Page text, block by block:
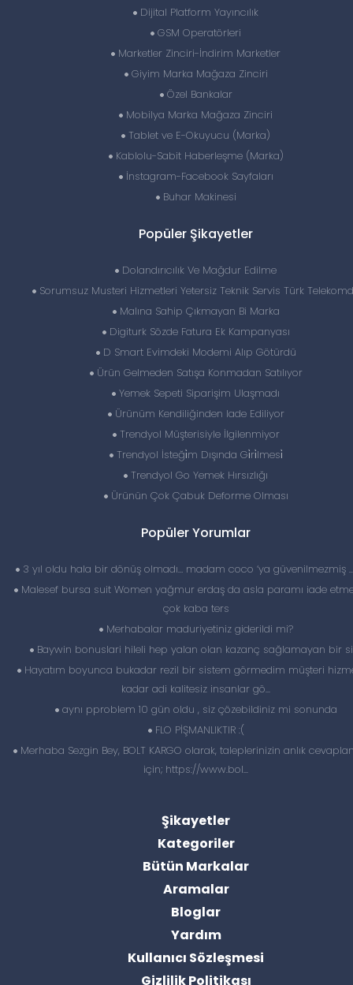
Dijital Platform Yayıncılık
GSM Operatörleri
Marketler Zinciri-İndirim Marketler
Giyim Marka Mağaza Zinciri
Özel Bankalar
Mobilya Marka Mağaza Zinciri
Tablet ve E-Okuyucu (Marka)
Kablolu-Sabit Haberleşme (Marka)
İnstagram-Facebook Sayfaları
Buhar Makinesi
Popüler Şikayetler
Dolandırıcılık Ve Mağdur Edilme
Sorumsuz Musteri Hizmetleri Yetersiz Teknik Servis Türk
Malına Sahip Çıkmayan Bi Marka
Digiturk Sözde Fatura Ek Kampanyası
D Smart Evimdeki Modemi Alıp Götürdü
Ürün Gelmeden Satışa Konmadan Satılıyor
Yemek Sepeti Siparişim Ulaşmadı
Ürünüm Kendiliğinden Iade Ediliyor
Trendyol Müşterisiyle İlgilenmiyor
Trendyol İsteği̇m Dışında Gi̇ri̇lmesi̇
Trendyol Go Yemek Hırsızlığı
Ürünün Çok Çabuk Deforme Olması
Popüler Yorumlar
3 yıl oldu hala bir dönüş olmadı… madam coco ‘ya güvenilmezmiş
Malesef bursa suit Women yağmur erdaş da asla paramı iade
çok kaba ters
Merhabalar maduriyetiniz giderildi mi?
Baywin bonuslari hileli hep yalan olan kazanç sağlamayan bir
Hayatım boyunca bukadar rezil bir sistem görmedim müşteri
kadar adi kalitesiz insanlar gö...
aynı pproblem 10 gün oldu , siz çözebildiniz mi sonunda
FLO PİŞMANLIKTIR :(
Merhaba Sezgin Bey, BOLT KARGO olarak, taleplerinizin anlık
için; https://www.bol...
Şikayetler
Kategoriler
Bütün Markalar
Aramalar
Bloglar
Yardım
Kullanıcı Sözleşmesi
Gizlilik Politikası